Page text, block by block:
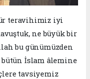
teravihimiz iyi
ne büyük bir
bu günümüzden
bütün İslam âlemine
tavsiyemiz